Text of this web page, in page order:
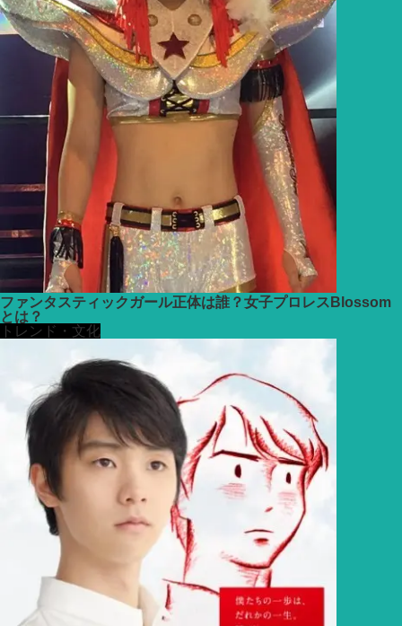
ファンタスティックガール正体は誰？女子プロレスBlossom
とは？
トレンド・文化